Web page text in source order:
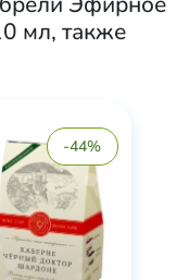
мл, также
-44%